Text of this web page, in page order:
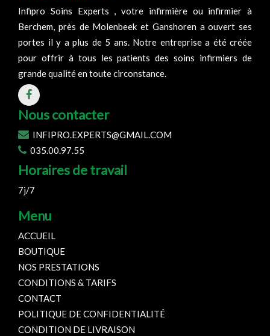
Infipro Soins Experts , votre infirmière ou infirmier à
Berchem, près de Molenbeek et Ganshoren a ouvert ses
portes il y a plus de 5 ans. Notre entreprise a été créée
pour offrir à tous les patients des soins infirmiers de
grande qualité en toute circonstance.
Nous contacter
INFIPRO.EXPERTS@GMAIL.COM
035.00.97.55
Horaires de travail
7j/7
Menu
ACCUEIL
BOUTIQUE
NOS PRESTATIONS
CONDITIONS & TARIFS
CONTACT
POLITIQUE DE CONFIDENTIALITÉ
CONDITION DE LIVRAISON